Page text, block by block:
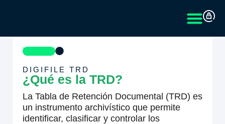
DIGIFILE TRD
¿Qué es la TRD?
La Tabla de Retención Documental (TRD) es
un instrumento archivístico que permite
identificar, clasificar y controlar los